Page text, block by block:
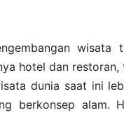
wisata
hotel dan restoran,
dunia saat ini
berkonsep alam.